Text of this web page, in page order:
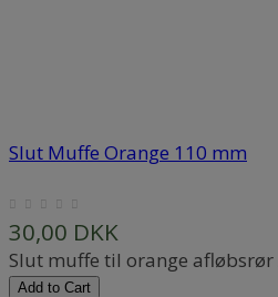
Slut Muffe Orange 110 mm
30,00 DKK
Slut muffe til orange
Add to Cart